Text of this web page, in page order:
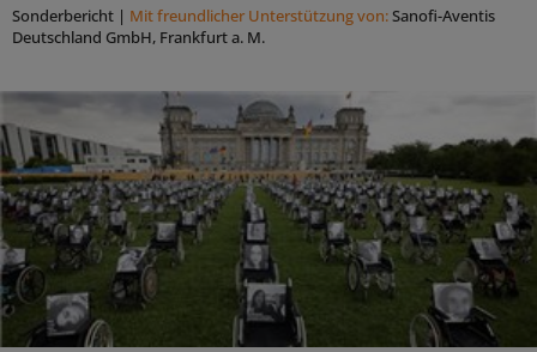
Sonderbericht | Mit freundlicher Unterstützung von:Sanofi-Aventis
Deutschland GmbH, Frankfurt a. M.